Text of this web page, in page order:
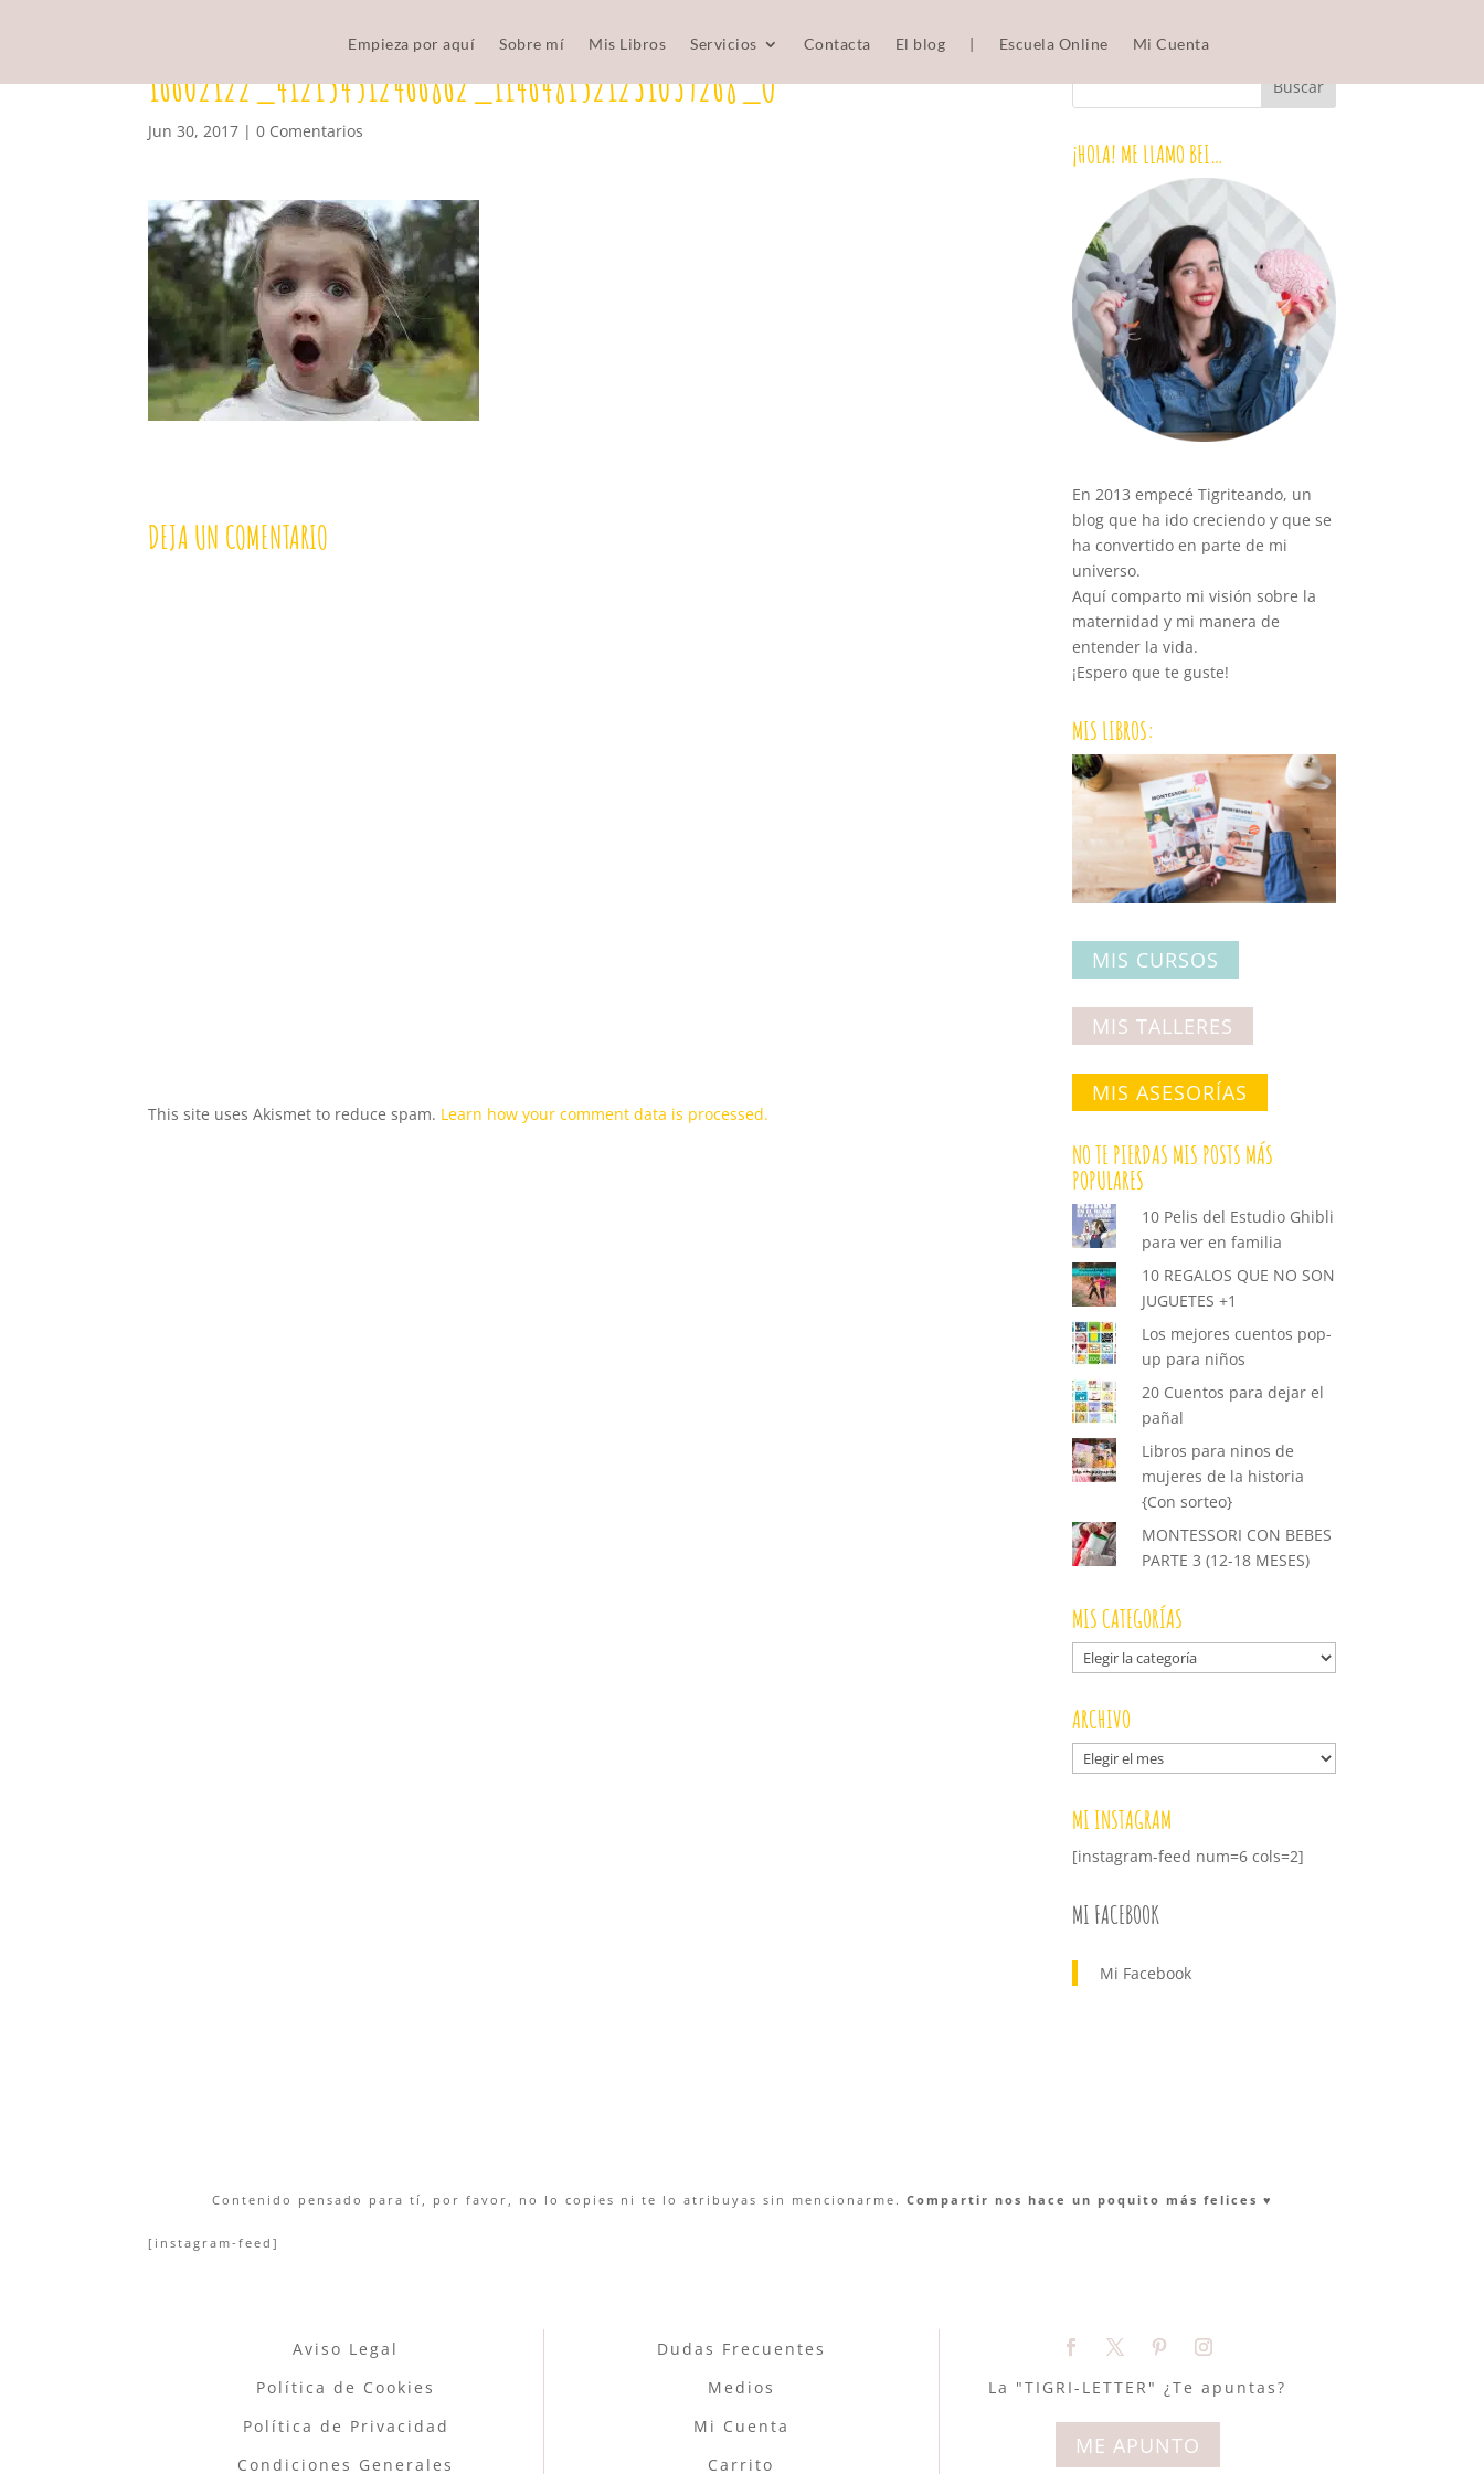
Empieza por aquí Sobre mí Mis Libros Servicios Contacta El blog | Escuela Online Mi Cuenta
16602122_412154512466862_1146481521231039268_O
Jun 30, 2017 |0 Comentarios
DEJA UN COMENTARIO
This site uses Akismet to reduce spam. Learn how your comment data is processed.
¡HOLA! ME LLAMO BEI…
En 2013 empecé Tigriteando, un
blog que ha ido creciendo y que se
ha convertido en parte de mi
universo.
Aquí comparto mi visión sobre la
maternidad y mi manera de
entender la vida.
¡Espero que te guste!
MIS LIBROS:
MIS CURSOS
MIS TALLERES
MIS ASESORÍAS
NO TE PIERDAS MIS POSTS MÁS
POPULARES
10 Pelis del Estudio Ghibli
para ver en familia
10 REGALOS QUE NO SON
JUGUETES +1
Los mejores cuentos pop-
up para niños
20 Cuentos para dejar el
pañal
Libros para ninos de
mujeres de la historia
{Con sorteo}
MONTESSORI CON BEBES
PARTE 3 (12-18 MESES)
MIS CATEGORÍAS
Mis
categorías
ARCHIVO
Archivo
MI INSTAGRAM
[instagram-feed num=6 cols=2]
MI FACEBOOK
Mi Facebook
Contenido pensado para tí, por favor, no lo copies ni te lo atribuyas sin mencionarme. Compartir nos hace un poquito más felices ♥︎
[instagram-feed]
Aviso Legal
Política de Cookies
Política de Privacidad
Condiciones Generales
Dudas Frecuentes
Medios
Mi Cuenta
Carrito
La "TIGRI-LETTER" ¿Te apuntas?
ME APUNTO